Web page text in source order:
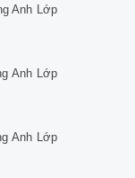
Anh Lớp
Anh Lớp
Anh Lớp